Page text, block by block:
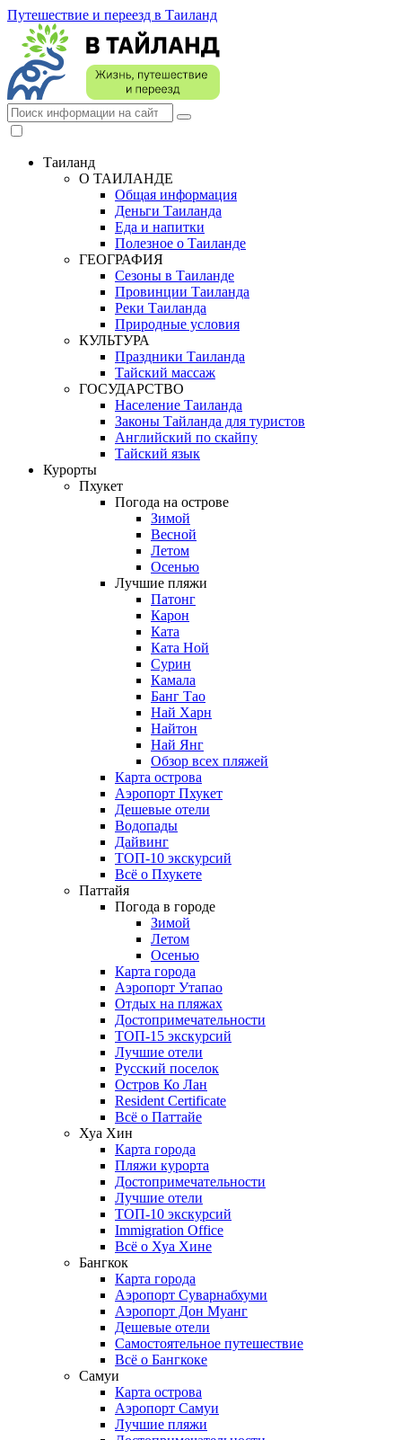
Путешествие и переезд в Таиланд
Таиланд
О ТАИЛАНДЕ
Общая информация
Деньги Таиланда
Еда и напитки
Полезное о Таиланде
ГЕОГРАФИЯ
Сезоны в Таиланде
Провинции Таиланда
Реки Таиланда
Природные условия
КУЛЬТУРА
Праздники Таиланда
Тайский массаж
ГОСУДАРСТВО
Население Таиланда
Законы Тайланда для туристов
Английский по скайпу
Тайский язык
Курорты
Пхукет
Погода на острове
Зимой
Весной
Летом
Осенью
Лучшие пляжи
Патонг
Карон
Ката
Ката Ной
Сурин
Камала
Банг Тао
Най Харн
Найтон
Най Янг
Обзор всех пляжей
Карта острова
Аэропорт Пхукет
Дешевые отели
Водопады
Дайвинг
ТОП-10 экскурсий
Всё о Пхукете
Паттайя
Погода в городе
Зимой
Летом
Осенью
Карта города
Аэропорт Утапао
Отдых на пляжах
Достопримечательности
ТОП-15 экскурсий
Лучшие отели
Русский поселок
Остров Ко Лан
Resident Certificate
Всё о Паттайе
Хуа Хин
Карта города
Пляжи курорта
Достопримечательности
Лучшие отели
ТОП-10 экскурсий
Immigration Office
Всё о Хуа Хине
Бангкок
Карта города
Аэропорт Суварнабхуми
Аэропорт Дон Муанг
Дешевые отели
Самостоятельное путешествие
Всё о Бангкоке
Самуи
Карта острова
Аэропорт Самуи
Лучшие пляжи